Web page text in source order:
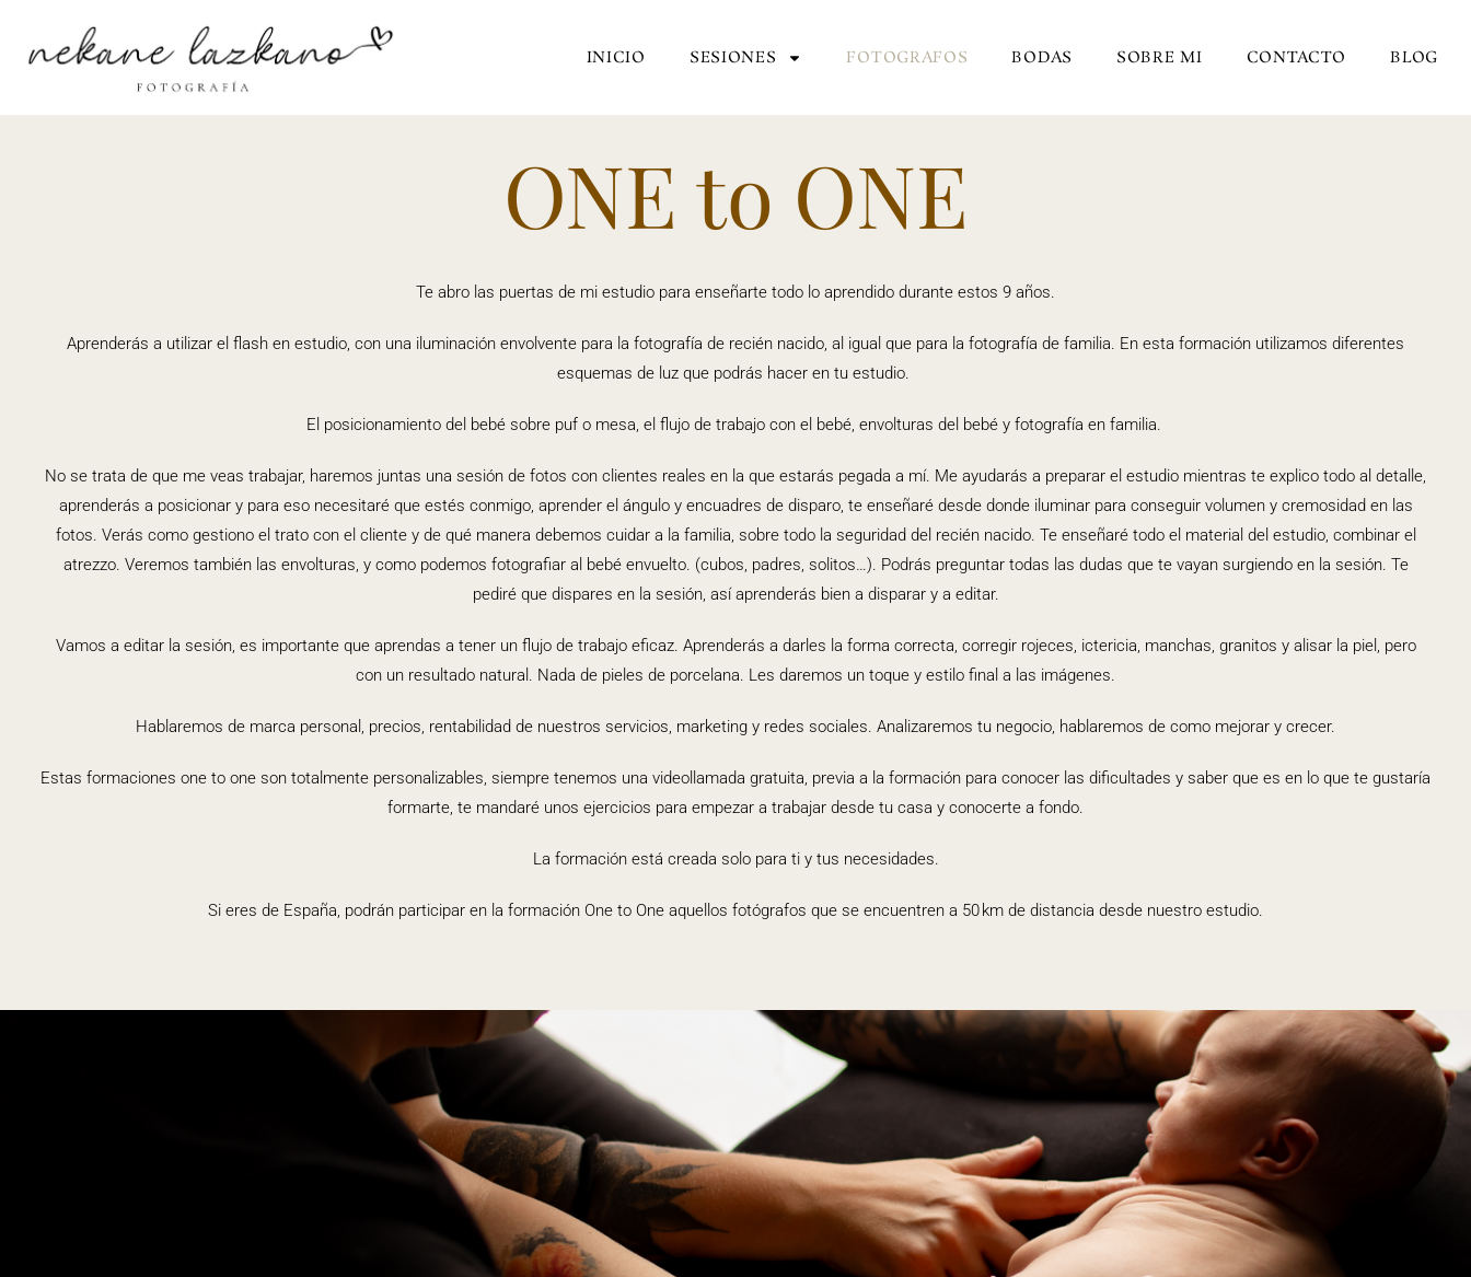
INICIO SESIONES FOTOGRAFOS BODAS SOBRE MI CONTACTO BLOG
ONE to ONE
Te abro las puertas de mi estudio para enseñarte todo lo aprendido durante estos 9 años.
Aprenderás a utilizar el flash en estudio, con una iluminación envolvente para la fotografía de recién nacido, al igual que para la fotografía de familia. En esta formación utilizamos diferentes
esquemas de luz que podrás hacer en tu estudio.
El posicionamiento del bebé sobre puf o mesa, el flujo de trabajo con el bebé, envolturas del bebé y fotografía en familia.
No se trata de que me veas trabajar, haremos juntas una sesión de fotos con clientes reales en la que estarás pegada a mí. Me ayudarás a preparar el estudio mientras te explico todo al detalle,
aprenderás a posicionar y para eso necesitaré que estés conmigo, aprender el ángulo y encuadres de disparo, te enseñaré desde donde iluminar para conseguir volumen y cremosidad en las
fotos. Verás como gestiono el trato con el cliente y de quémanera debemos cuidar a la familia, sobre todo la seguridad del recién nacido. Te enseñaré todo el material del estudio, combinar el
atrezzo. Veremos también las envolturas, y como podemos fotografiar al bebé envuelto. (cubos, padres, solitos…). Podrás preguntar todas las dudas que te vayan surgiendo en la sesión. Te
pediré que dispares en la sesión, así aprenderás bien a disparar y a editar.
Vamos a editar la sesión, es importante que aprendas a tener un flujo de trabajo eficaz. Aprenderás a darles la forma correcta, corregir rojeces, ictericia, manchas, granitos y alisar la piel, pero
con un resultado natural. Nada de pieles de porcelana. Les daremos un toque y estilo final a las imágenes.
Hablaremos de marca personal, precios, rentabilidad de nuestros servicios, marketing y redes sociales. Analizaremos tu negocio, hablaremos de como mejorar y crecer.
Estas formaciones one to one son totalmente personalizables, siempre tenemos una videollamada gratuita, previa a la formación para conocer las dificultades y saber que es en lo que te gustaría
formarte, te mandaré unos ejercicios para empezar a trabajar desde tu casa y conocerte a fondo.
La formación está creada solo para ti y tus necesidades.
Si eres de España, podrán participar en la formación One to One aquellos fotógrafos que se encuentren a 50 km de distancia desde nuestro estudio.